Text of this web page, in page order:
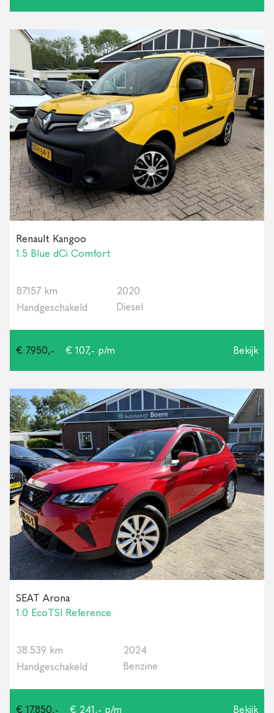
Renault Kangoo
1.5 Blue dCi Comfort
87.157 km
2020
Handgeschakeld
Diesel
€ 7.950,- € 107,- p/m Bekijk
SEAT Arona
1.0 EcoTSI Reference
38.539 km
2024
Handgeschakeld
Benzine
€ 17.850,- € 241,- p/m Bekijk